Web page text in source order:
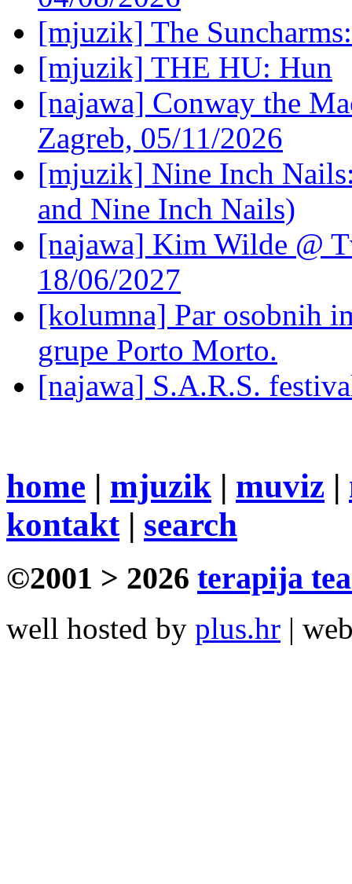
[mjuzik] The
[mjuzik] THE HU: Hun
[najawa] Conway the
Zagreb, 05/11/2026
[mjuzik] Nine Inch
and Nine Inch Nails)
[najawa] Kim Wilde @
18/06/2027
[kolumna] Par osobnih
grupe Porto Morto.
[najawa] S.A.R.S.
home | mjuzik | muviz |
kontakt| search
©2001 > 2026 terapija
well hosted by plus.hr |